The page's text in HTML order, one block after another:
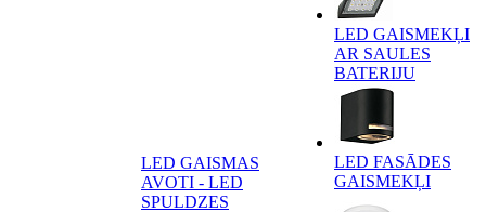
LED GAISMAS
AVOTI - LED
SPULDZES
LED GAISMEKĻI
AR SAULES
BATERIJU
LED FASĀDES
GAISMEKĻI